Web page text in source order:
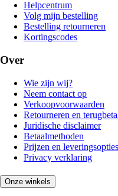
Helpcentrum
Volg mijn bestelling
Bestelling retourneren
Kortingscodes
Over
Wie zijn wij?
Neem contact op
Verkoopvoorwaarden
Retourneren en
Juridische disclaimer
Betaalmethoden
Prijzen en leveringsopties
Privacy verklaring
Onze winkels